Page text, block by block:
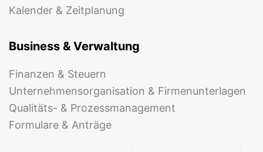
Kalender & Zeitplanung
Business & Verwaltung
Finanzen & Steuern
Unternehmensorganisation & Firmenunterlagen
Qualitäts- & Prozessmanagement
Formulare & Anträge